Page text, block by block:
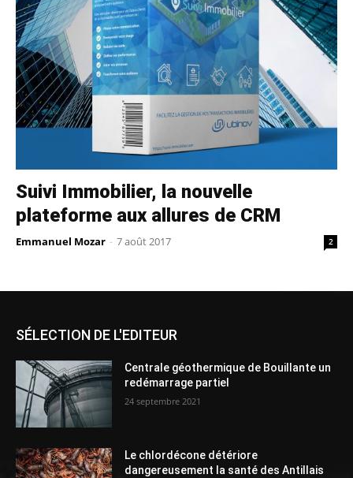
Suivi Immobilier, la nouvelle
plateforme aux allures de CRM
Emmanuel Mozar - 7 août 2017 2
SÉLECTION DE L'EDITEUR
Centrale géothermique de Bouillante un
redémarrage partiel
24 septembre 2021
Le chlordécone détériore
dangereusement la santé des Antillais